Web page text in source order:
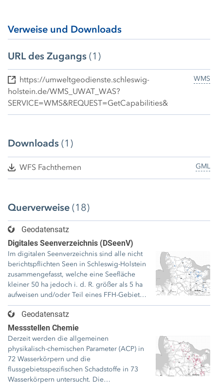
Verweise und Downloads
URL des Zugangs (1)
WMS
https://umweltgeodienste.schleswig-
holstein.de/WMS_UWAT_WAS?
SERVICE=WMS&REQUEST=GetCapabilities&
Downloads (1)
GML
WFS Fachthemen
Querverweise (18)
Geodatensatz
Digitales Seenverzeichnis (DSeenV)
Im digitalen Seenverzeichnis sind alle nicht
berichtspflichten Seen in Schleswig-Holstein
zusammengefasst, welche eine Seefläche
kleiner 50 ha jedoch i. d. R. größer als 5 ha
aufweisen und/oder Teil eines FFH-Gebietes
oder ein anerkanntes EU-Badegewässer sind.
Geodatensatz
Messstellen Chemie
Derzeit werden die allgemeinen
physikalisch-chemischen Parameter (ACP) in
72 Wasserkörpern und die
flussgebietsspezifischen Schadstoffe in 73
Wasserkörpern untersucht. Die